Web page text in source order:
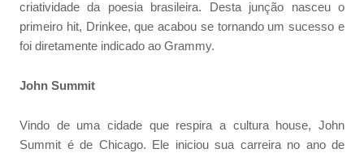
criatividade da poesia brasileira. Desta junção nasceu o
primeiro hit, Drinkee, que acabou se tornando um sucesso e
foi diretamente indicado ao Grammy.
John Summit
Vindo de uma cidade que respira a cultura house, John
Summit é de Chicago. Ele iniciou sua carreira no ano de